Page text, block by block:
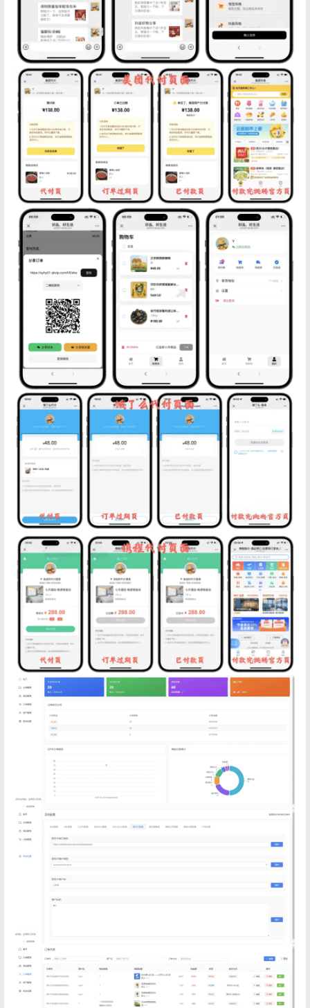
没有账号？立即注册
记住登录
登录
用户协议 隐私政策